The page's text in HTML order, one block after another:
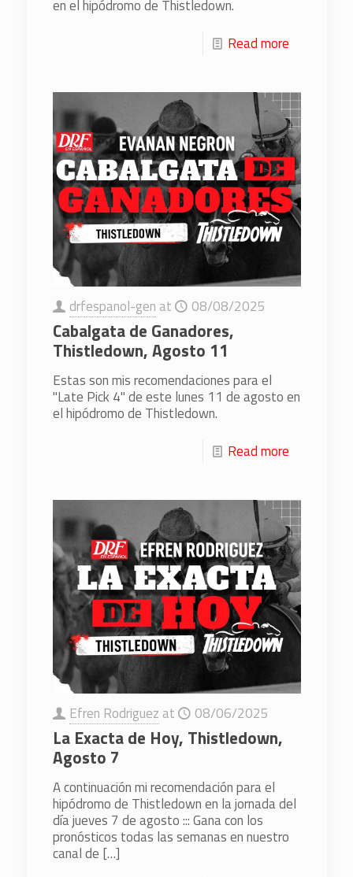
en el hipódromo de Thistledown.
Read more
drfespanol-gen at 08/08/2025
Cabalgata de Ganadores,
Thistledown, Agosto 11
Estas son mis recomendaciones para el
"Late Pick 4" de este lunes 11 de agosto en
el hipódromo de Thistledown.
Read more
Efren Rodriguez at 08/06/2025
La Exacta de Hoy, Thistledown,
Agosto 7
A continuación mi recomendación para el
hipódromo de Thistledown en la jornada del
día jueves 7 de agosto ::: Gana con los
pronósticos todas las semanas en nuestro
canal de […]